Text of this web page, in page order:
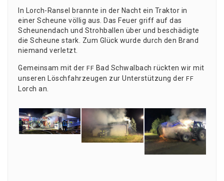
In Lorch-Ran­sel brann­te in der Nacht ein Trak­tor in
einer Scheu­ne völ­lig aus. Das Feu­er griff auf das
Scheu­nen­dach und Stroh­bal­len über und beschä­dig­te
die Scheu­ne stark. Zum Glück wur­de durch den Brand
nie­mand verletzt.
Gemein­sam mit der FF Bad Schwal­bach rück­ten wir mit
unse­ren Lösch­fahr­zeu­gen zur Unter­stüt­zung der FF
Lorch an.